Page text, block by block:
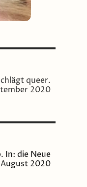
queer.
2020
In: die Neue
2020